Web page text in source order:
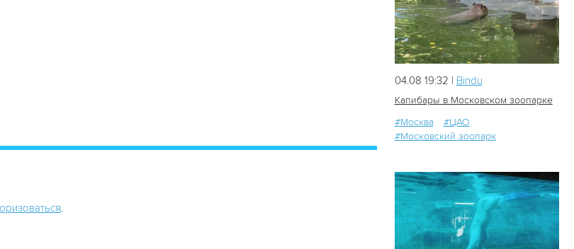
.
04.08 19:32 | Bindu
Капибары в Московском зоопарке
#Москва
#ЦАО
#Московский зоопарк